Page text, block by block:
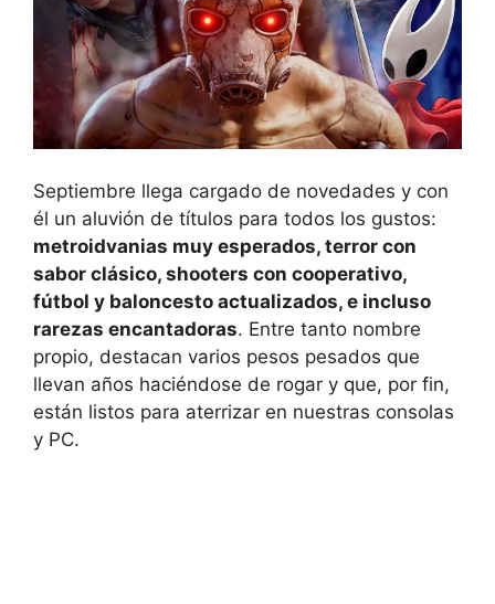
Septiembre llega cargado de novedades y con
él un aluvión de títulos para todos los gustos:
metroidvanias muy esperados, terror con
sabor clásico, shooters con cooperativo,
fútbol y baloncesto actualizados, e incluso
rarezas encantadoras. Entre tanto nombre
propio, destacan varios pesos pesados que
llevan años haciéndose de rogar y que, por fin,
están listos para aterrizar en nuestras consolas
y PC.